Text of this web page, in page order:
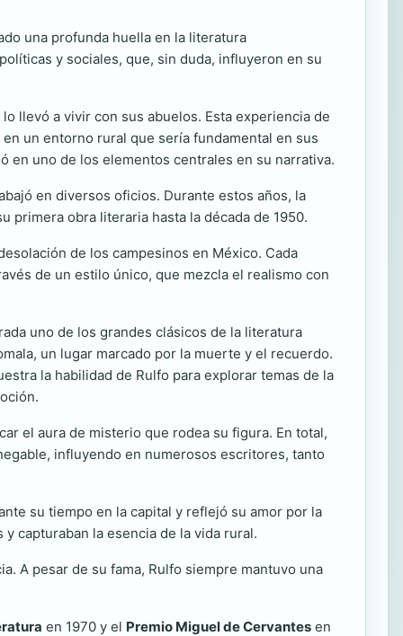
una profunda huella en la literatura
y sociales, que, sin duda, influyeron en su
llevó a vivir con sus abuelos. Esta experiencia de
un entorno rural que sería fundamental en sus
en uno de los elementos centrales en su narrativa.
en diversos oficios. Durante estos años, la
primera obra literaria hasta la década de 1950.
de los campesinos en México. Cada
de un estilo único, que mezcla el realismo con
uno de los grandes clásicos de la literatura
un lugar marcado por la muerte y el recuerdo.
la habilidad de Rulfo para explorar temas de la
el aura de misterio que rodea su figura. En total,
influyendo en numerosos escritores, tanto
su tiempo en la capital y reflejó su amor por la
capturaban la esencia de la vida rural.
A pesar de su fama, Rulfo siempre mantuvo una
en 1970 y el Premio Miguel de Cervantes en